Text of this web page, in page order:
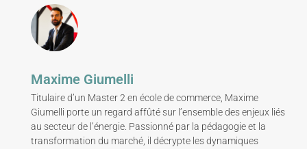
Maxime Giumelli
Titulaire d’un Master 2 en école de commerce, Maxime
Giumelli porte un regard affûté sur l’ensemble des enjeux liés
au secteur de l’énergie. Passionné par la pédagogie et la
transformation du marché, il décrypte les dynamiques